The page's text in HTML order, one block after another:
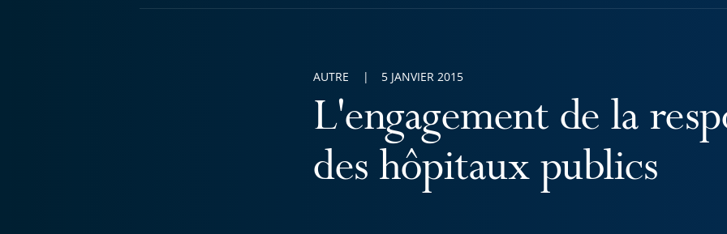
L'engagement de la
des hôpitaux publics
AUTRE 5 JANVIER 2015